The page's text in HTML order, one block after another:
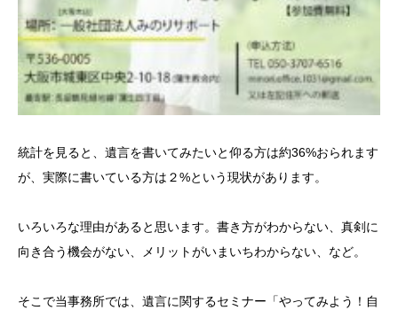
統計を見ると、遺言を書いてみたいと仰る方は約36%おられます
が、実際に書いている方は２%という現状があります。
いろいろな理由があると思います。書き方がわからない、真剣に
向き合う機会がない、メリットがいまいちわからない、など。
そこで当事務所では、遺言に関するセミナー「やってみよう！自